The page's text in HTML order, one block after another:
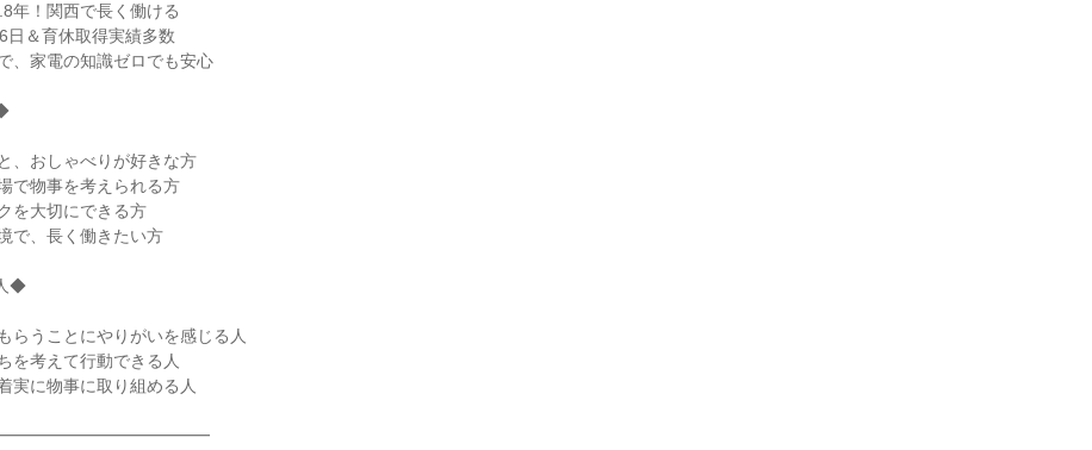
年！関西で長く働ける
日＆育休取得実績多数
、家電の知識ゼロでも安心
、おしゃべりが好きな方
で物事を考えられる方
を大切にできる方
で、長く働きたい方
◆
らうことにやりがいを感じる人
を考えて行動できる人
実に物事に取り組める人